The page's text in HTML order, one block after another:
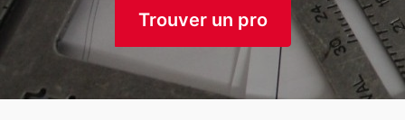
Trouver un pro